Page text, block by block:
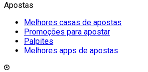
Apostas
Melhores casas de apostas
Promoções para apostar
Palpites
Melhores apps de apostas